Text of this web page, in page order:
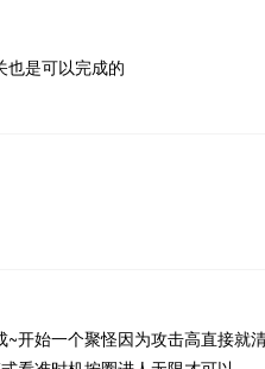
也是可以完成的
~开始一个聚怪因为攻击高直接就